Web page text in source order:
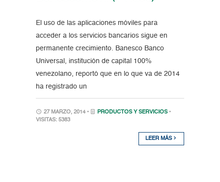
El uso de las aplicaciones móviles para
acceder a los servicios bancarios sigue en
permanente crecimiento. Banesco Banco
Universal, institución de capital 100%
venezolano, reportó que en lo que va de 2014
ha registrado un
27 MARZO, 2014 • PRODUCTOS Y SERVICIOS •
VISITAS: 5383
LEER MÁS